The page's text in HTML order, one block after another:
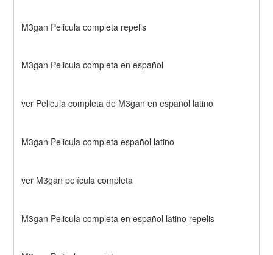
M3gan Pelicula completa repelis
M3gan Pelicula completa en español
ver Pelicula completa de M3gan en español latino
M3gan Pelicula completa español latino
ver M3gan película completa
M3gan Pelicula completa en español latino repelis